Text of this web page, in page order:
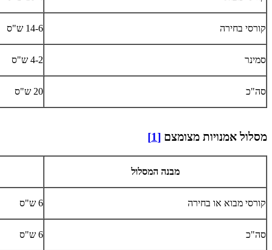
קורסי בחירה 14-6 ש"ס
סמינר 4-2 ש"ס
סה"כ 20 ש"ס
מסלול אמנויות מצומצם [1]
​מבנה המסלול
קורסי מבוא או בחירה 6 ש"ס
סה"כ 6 ש"ס